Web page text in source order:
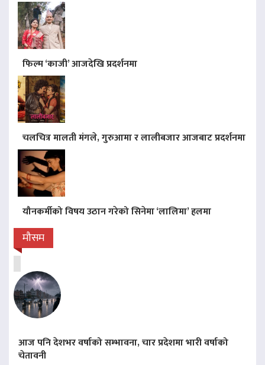
फिल्म ‘काजी’ आजदेखि प्रदर्शनमा
चलचित्र मालती मंगले, गुरुआमा र लालीबजार आजबाट प्रदर्शनमा
यौनकर्मीको विषय उठान गरेको सिनेमा ‘लालिमा’ हलमा
मौसम
आज पनि देशभर वर्षाको सम्भावना, चार प्रदेशमा भारी वर्षाको
चेतावनी